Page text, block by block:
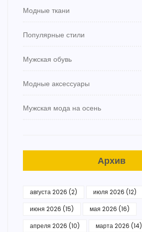
Модные ткани
Популярные стили
Мужская обувь
Модные аксессуары
Мужская мода на осень
Архив
августа 2026 (2) июля 2026 (12)
июня 2026 (15) мая 2026 (16)
апреля 2026 (10) марта 2026 (14)